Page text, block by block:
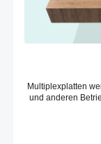
Multiplexplatten
und anderen